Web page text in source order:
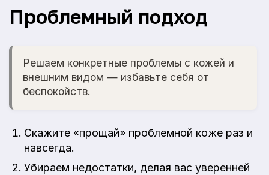
Проблемный подход
Решаем конкретные проблемы с кожей и
внешним видом — избавьте себя от
беспокойств.
Скажите «прощай» проблемной коже раз и
навсегда.
Убираем недостатки, делая вас уверенней